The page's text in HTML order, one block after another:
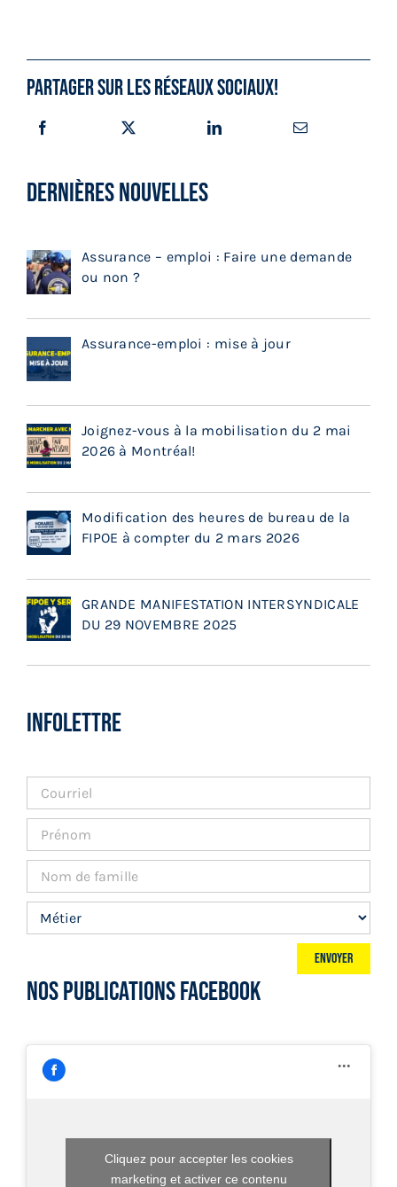
Partager sur les réseaux sociaux!
DERNIÈRES NOUVELLES
Assurance – emploi : Faire une demande
ou non ?
Assurance-emploi : mise à jour
Joignez-vous à la mobilisation du 2 mai
2026 à Montréal!
Modification des heures de bureau de la
FIPOE à compter du 2 mars 2026
GRANDE MANIFESTATION INTERSYNDICALE
DU 29 NOVEMBRE 2025
INFOLETTRE
NOS PUBLICATIONS FACEBOOK
Cliquez pour accepter les cookies
marketing et activer ce contenu